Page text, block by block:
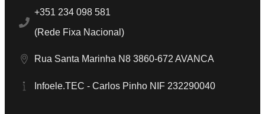
+351 234 098 581
(Rede Fixa Nacional)
Rua Santa Marinha N8 3860-672 AVANCA
Infoele.TEC - Carlos Pinho NIF 232290040